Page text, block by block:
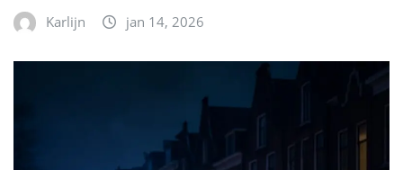
Karlijn jan 14, 2026